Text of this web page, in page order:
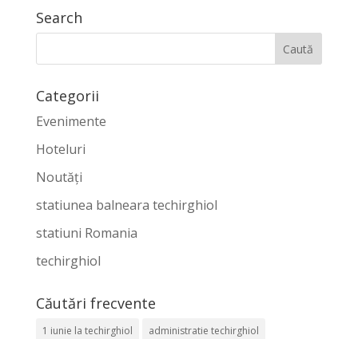
Search
Categorii
Evenimente
Hoteluri
Noutăți
statiunea balneara techirghiol
statiuni Romania
techirghiol
Căutări frecvente
1 iunie la techirghiol administratie techirghiol